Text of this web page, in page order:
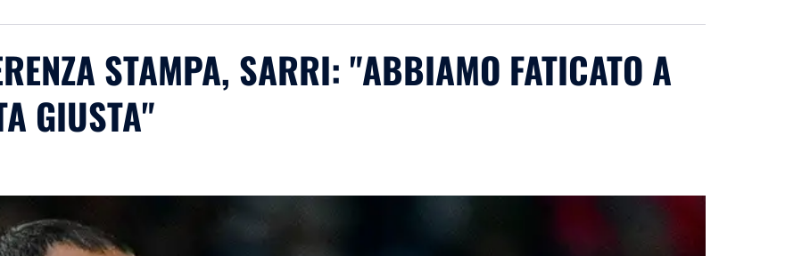
STAMPA, SARRI: "ABBIAMO FATICATO A
GIUSTA"